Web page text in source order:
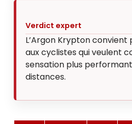
Verdict expert
L’Argon Krypton
aux cyclistes qui veulent
sensation plus
distances.